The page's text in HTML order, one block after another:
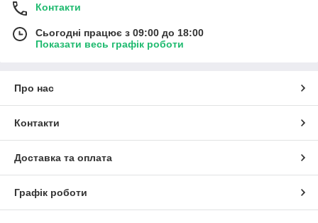
Контакти
Сьогодні працює з 09:00 до 18:00
Показати весь графік роботи
Про нас
Контакти
Доставка та оплата
Графік роботи